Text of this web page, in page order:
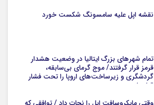
نقشه اپل علیه سامسونگ شکست خورد
تمام شهرهای بزرگ ایتالیا در وضعیت هشدار
قرمز قرار گرفتند/ موج گرمای بی‌سابقه،
گردشگری و زیرساخت‌های اروپا را تحت فشار
قرار داد